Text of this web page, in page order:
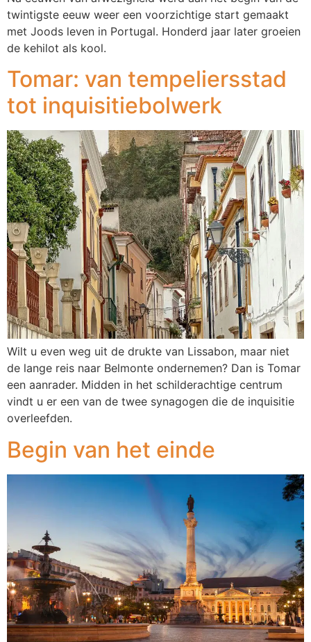
twintigste eeuw weer een voorzichtige start gemaakt
met Joods leven in Portugal. Honderd jaar later groeien
de kehilot als kool.
Tomar: van tempeliersstad
tot inquisitiebolwerk
Wilt u even weg uit de drukte van Lissabon, maar niet
de lange reis naar Belmonte ondernemen? Dan is Tomar
een aanrader. Midden in het schilderachtige centrum
vindt u er een van de twee synagogen die de inquisitie
overleefden.
Begin van het einde